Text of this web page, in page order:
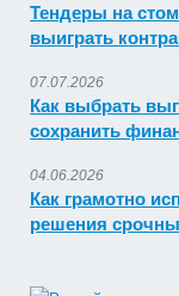
Тендеры на
выиграть
07.07.2026
Как выбрать
сохранить
04.06.2026
Как грамотно
решения